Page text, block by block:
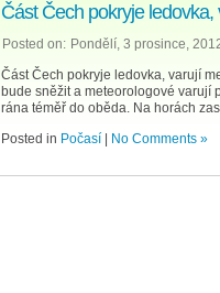
Část Čech pokryje
Posted on: Pondělí, 3 prosince,
Část Čech pokryje ledovka, varují
bude sněžit a meteorologové varují
rána téměř do oběda. Na horách
Posted in Počasí No Comments »